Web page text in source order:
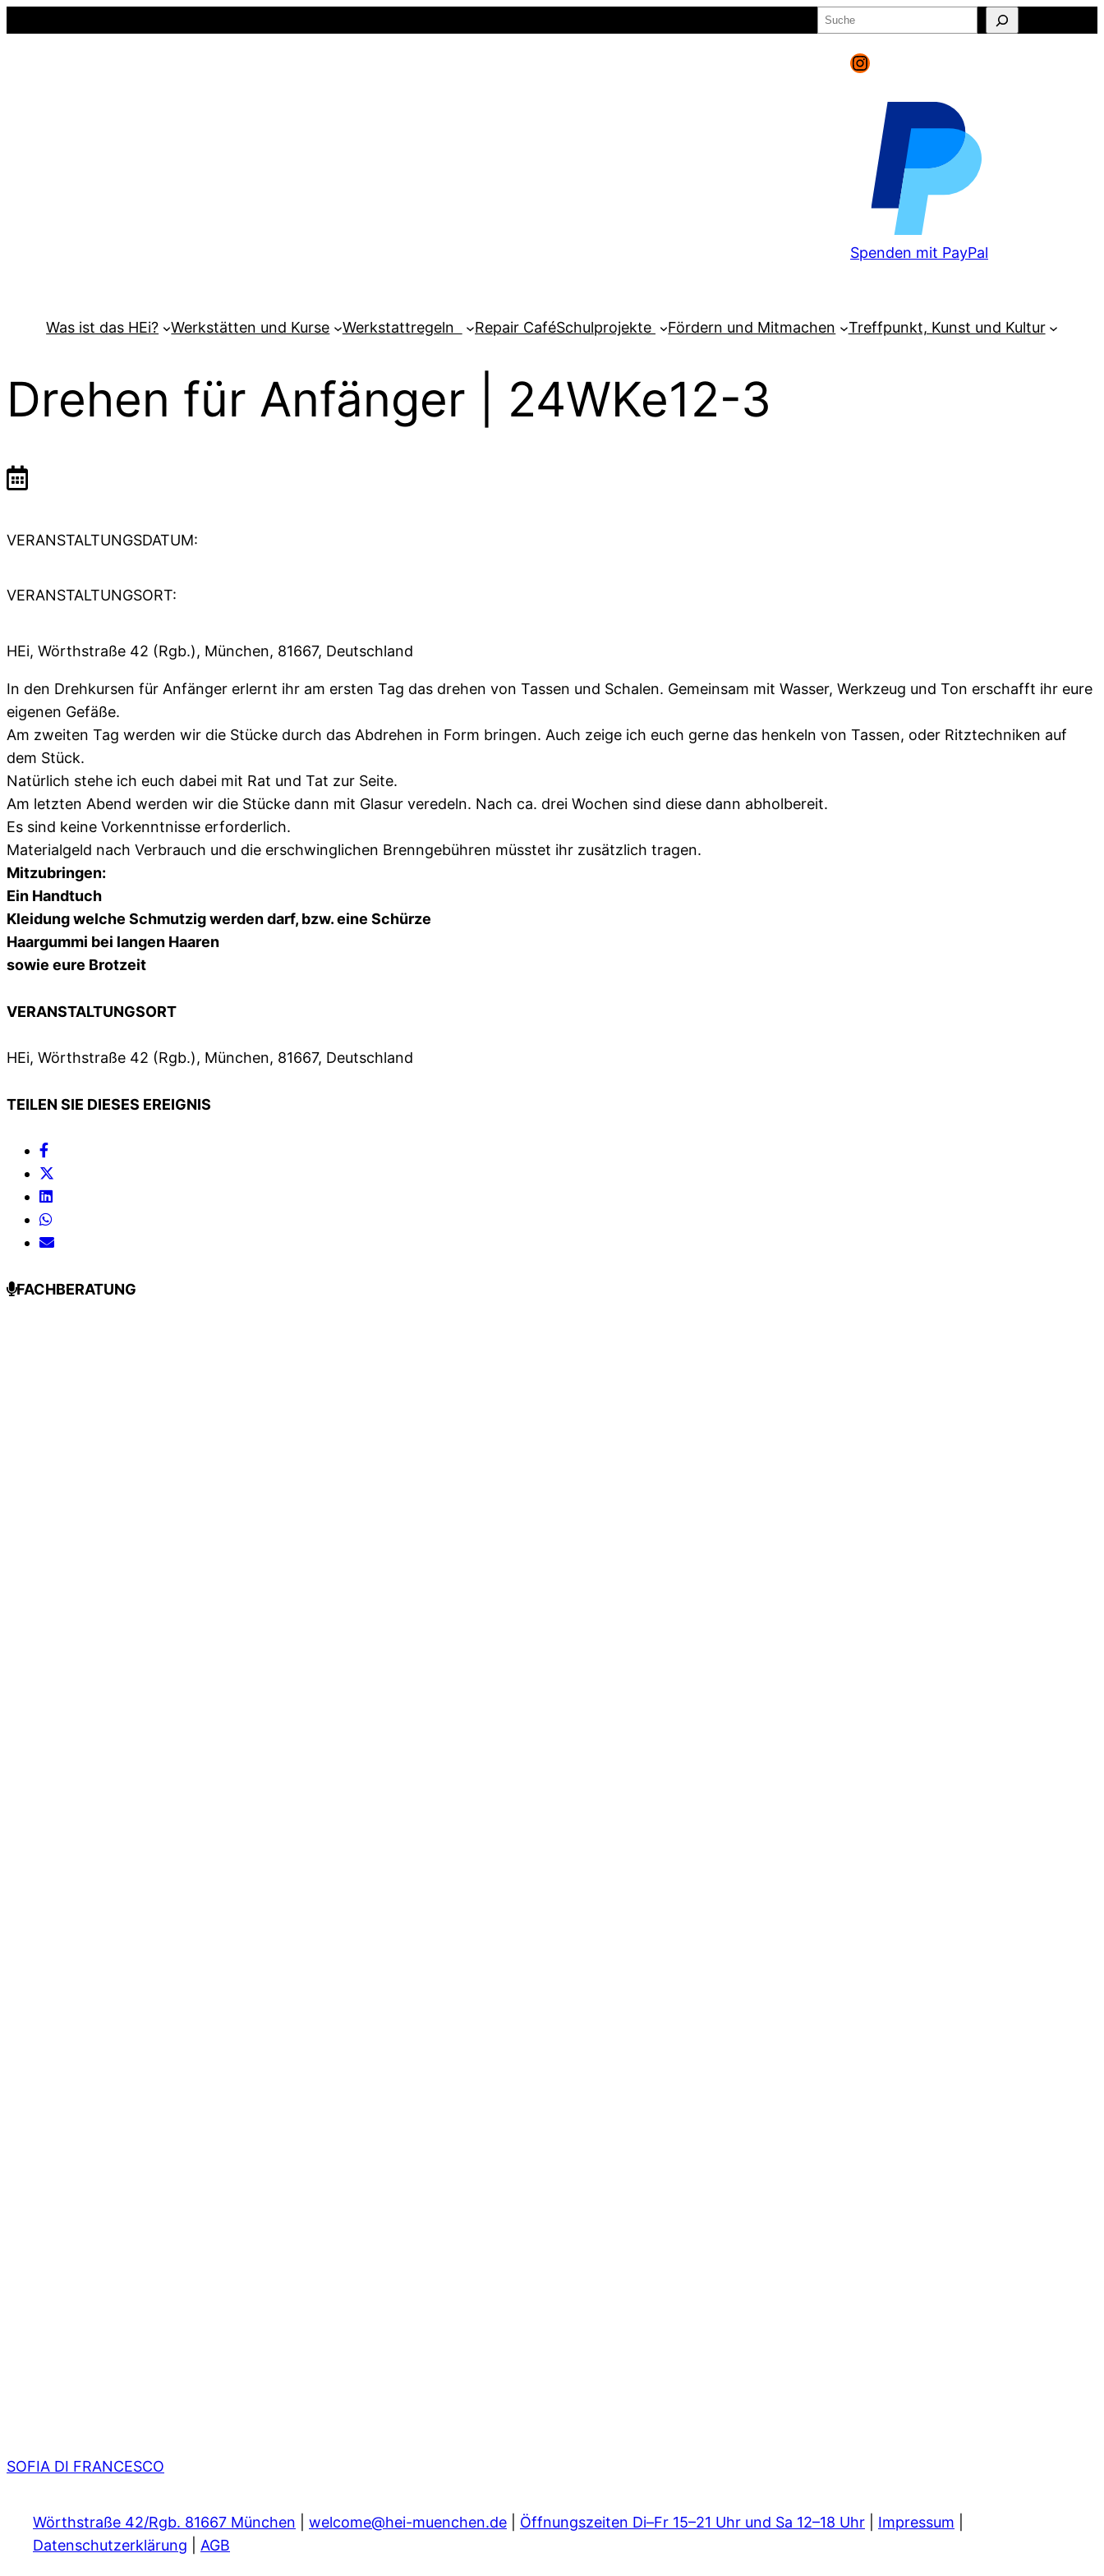
Suchen
Instagram
Spenden mit PayPal
Was ist das HEi? Werkstätten und Kurse Werkstattregeln Repair CaféSchulprojekte Fördern und Mitmachen Treffpunkt, Kunst und Kultur
Drehen für Anfänger | 24WKe12-3
VERANSTALTUNGSDATUM:
VERANSTALTUNGSORT:
HEi, Wörthstraße 42 (Rgb.), München, 81667, Deutschland
In den Drehkursen für Anfänger erlernt ihr am ersten Tag das drehen von Tassen und Schalen. Gemeinsam mit Wasser, Werkzeug und Ton erschafft ihr eure
eigenen Gefäße.
Am zweiten Tag werden wir die Stücke durch das Abdrehen in Form bringen. Auch zeige ich euch gerne das henkeln von Tassen, oder Ritztechniken auf
dem Stück.
Natürlich stehe ich euch dabei mit Rat und Tat zur Seite.
Am letzten Abend werden wir die Stücke dann mit Glasur veredeln. Nach ca. drei Wochen sind diese dann abholbereit.
Es sind keine Vorkenntnisse erforderlich.
Materialgeld nach Verbrauch und die erschwinglichen Brenngebühren müsstet ihr zusätzlich tragen.
Mitzubringen:
Ein Handtuch
Kleidung welche Schmutzig werden darf, bzw. eine Schürze
Haargummi bei langen Haaren
sowie eure Brotzeit
VERANSTALTUNGSORT
HEi, Wörthstraße 42 (Rgb.), München, 81667, Deutschland
TEILEN SIE DIESES EREIGNIS
FACHBERATUNG
SOFIA DI FRANCESCO
Wörthstraße 42/Rgb. 81667 München welcome@hei-muenchen.de Öffnungszeiten Di–Fr 15–21 Uhr und Sa 12–18 Uhr Impressum
Datenschutzerklärung
AGB